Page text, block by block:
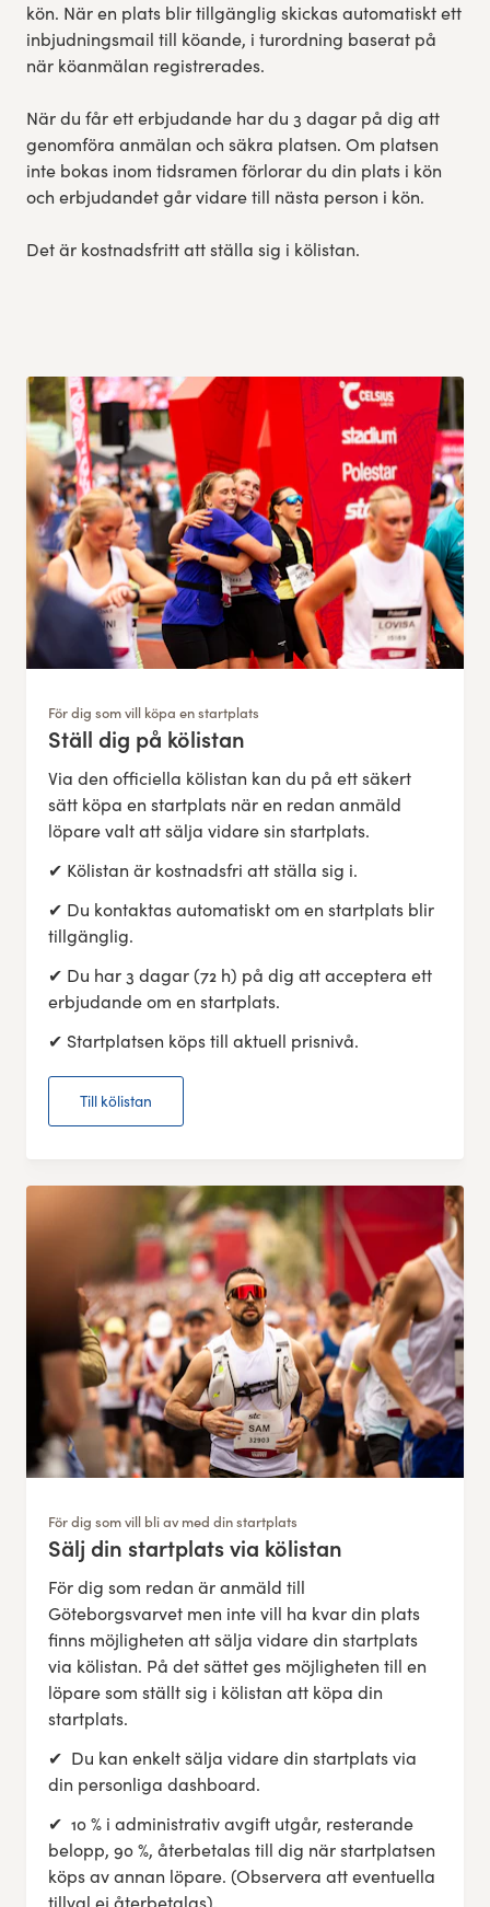
kön. När en plats blir tillgänglig skickas automatiskt ett
inbjudningsmail till köande, i turordning baserat på
när köanmälan registrerades.
När du får ett erbjudande har du 3 dagar på dig att
genomföra anmälan och säkra platsen. Om platsen
inte bokas inom tidsramen förlorar du din plats i kön
och erbjudandet går vidare till nästa person i kön.
Det är kostnadsfritt att ställa sig i kölistan.
För dig som vill köpa en startplats
:Ställ dig på kölistan
Via den officiella kölistan kan du på ett säkert
sätt köpa en startplats när en redan anmäld
löpare valt att sälja vidare sin startplats.
✔ Kölistan är kostnadsfri att ställa sig i.
✔ Du kontaktas automatiskt om en startplats blir
tillgänglig.
✔ Du har 3 dagar (72 h) på dig att acceptera ett
erbjudande om en startplats.
✔ Startplatsen köps till aktuell prisnivå.
Till kölistan
För dig som vill bli av med din startplats
:Sälj din startplats via kölistan
För dig som redan är anmäld till
Göteborgsvarvet men inte vill ha kvar din plats
finns möjligheten att sälja vidare din startplats
via kölistan. På det sättet ges möjligheten till en
löpare som ställt sig i kölistan att köpa din
startplats.
✔ Du kan enkelt sälja vidare din startplats via
din personliga dashboard.
✔ 10 % i administrativ avgift utgår, resterande
belopp, 90 %, återbetalas till dig när startplatsen
köps av annan löpare. (Observera att eventuella
tillval ej återbetalas).